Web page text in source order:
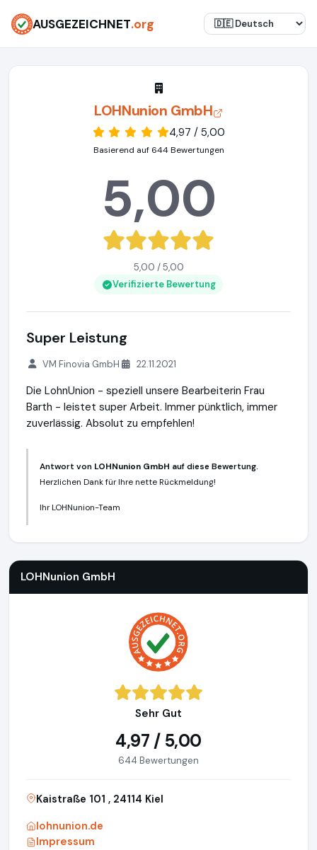
AUSGEZEICHNET.org
LOHNunion GmbH
4,97 / 5,00
Basierend auf 644 Bewertungen
5,00
5,00 / 5,00
Verifizierte Bewertung
Super Leistung
VM Finovia GmbH 22.11.2021
Die LohnUnion - speziell unsere Bearbeiterin Frau
Barth - leistet super Arbeit. Immer pünktlich, immer
zuverlässig. Absolut zu empfehlen!
Antwort von LOHNunion GmbH auf diese Bewertung.
Herzlichen Dank für Ihre nette Rückmeldung!
Ihr LOHNunion-Team
LOHNunion GmbH
Sehr Gut
4,97 / 5,00
644 Bewertungen
Kaistraße 101 , 24114 Kiel
lohnunion.de
Impressum